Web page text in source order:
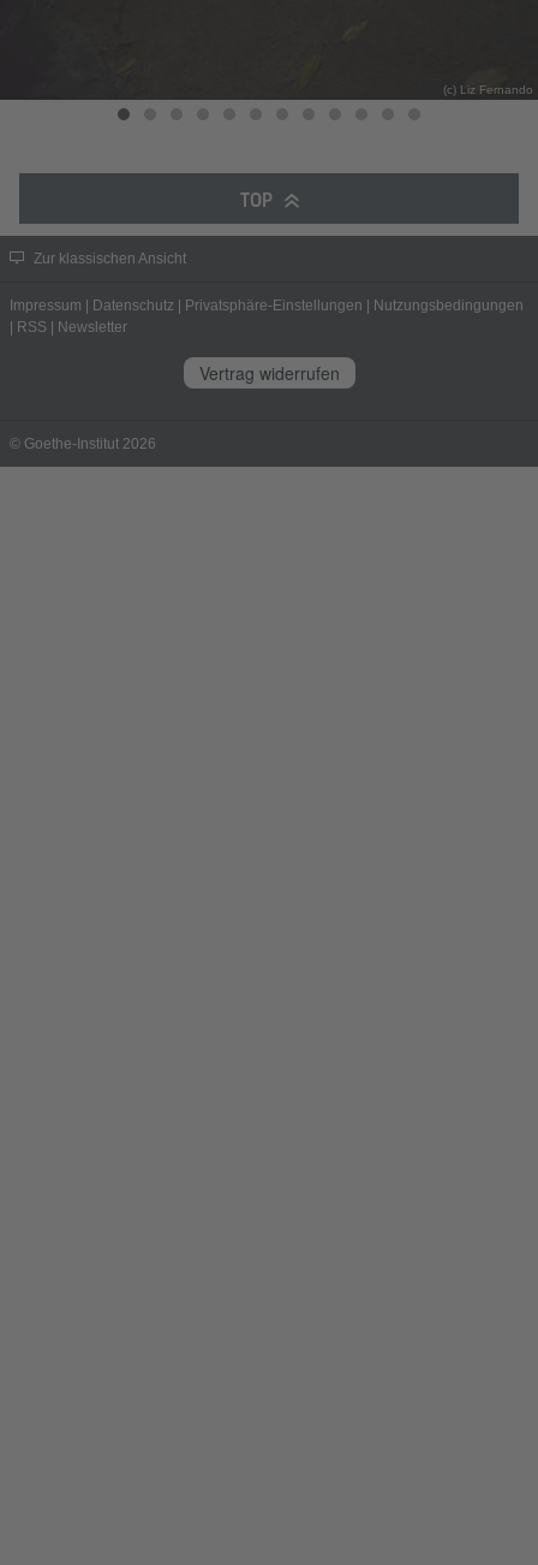
(c) Liz Fernando
TOP
Zur klassischen Ansicht
Impressum | Datenschutz | Privatsphäre-Einstellungen | Nutzungsbedingungen
| RSS | Newsletter
Vertrag widerrufen
© Goethe-Institut 2026